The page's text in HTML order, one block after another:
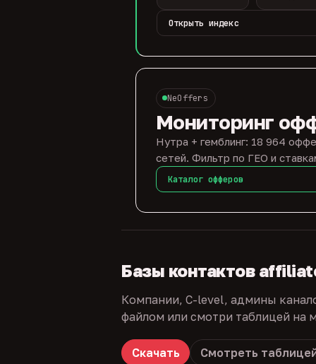
Открыть индекс
NeOffers
Мониторинг
Нутра + гемблинг: 18 964
сетей. Фильтр по ГЕО и
Каталог офферов
Базы контактов
Компании, C-level, админы
файлом или смотри таблицей на
Скачать Смотреть